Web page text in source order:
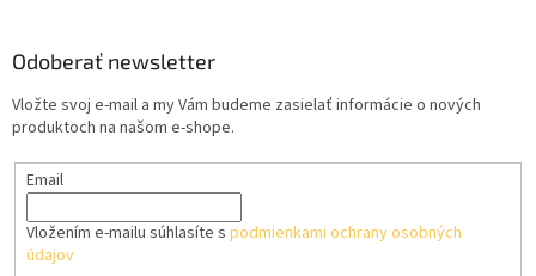
Odoberať newsletter
Vložte svoj e-mail a my Vám budeme zasielať informácie o nových
produktoch na našom e-shope.
Email
Vložením e-mailu súhlasíte s podmienkami ochrany osobných
údajov